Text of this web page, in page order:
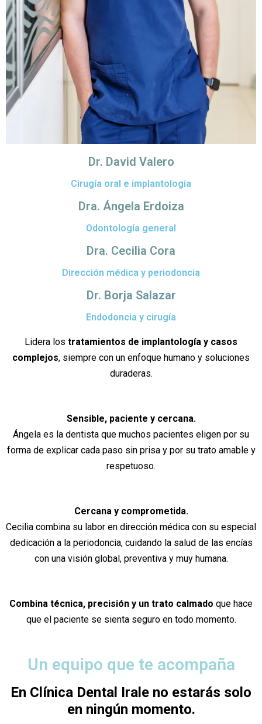
Dr. David Valero
Cirugía oral e implantología
Dra. Ángela Erdoiza
Odontología general
Dra. Cecilia Cora
Dirección médica y periodoncia
Dr. Borja Salazar
Endodoncia y cirugía
Lidera los tratamientos de implantología y casos
complejos, siempre con un enfoque humano y soluciones
duraderas.
Sensible, paciente y cercana.
Ángela es la dentista que muchos pacientes eligen por su
forma de explicar cada paso sin prisa y por su trato amable y
respetuoso.
Cercana y comprometida.
Cecilia combina su labor en dirección médica con su especial
dedicación a la periodoncia, cuidando la salud de las encías
con una visión global, preventiva y muy humana.
Combina técnica, precisión y un trato calmado que hace
que el paciente se sienta seguro en todo momento.
Un equipo que te acompaña
En Clínica Dental Irale no estarás solo
en ningún momento.